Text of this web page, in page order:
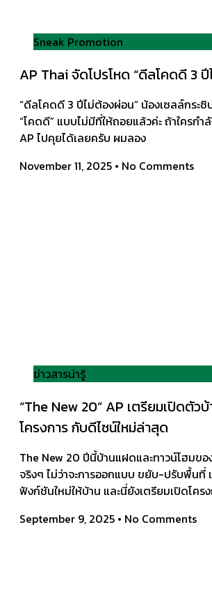
Sneak Promotion
AP Thai จัดโปรโหด “ดีลโคดดี 3
“ดีลโคดดี 3 ปีไม่ต้องผ่อน” น้องเซลล์กระ
“โคดดี” แบบไม่มีที่ให้ถอยแล้วค่ะ ถ้าใครกำ
AP ไปคุยได้เลยครับ ผมลอง
November 11, 2025
No Comments
ข่าวสารน่ารู้
“The New 20” AP เตรียมเปิดตัว
โครงการ กับดีไซน์ใหม่ล่าสุด
The New 20 ปีนี้บ้านแฝดและทาวน์โฮมขอ
จริงๆ ไม่ว่าจะการออกแบบ ขยับ-ปรับพื้นที่
ฟังก์ชันใหม่ให้บ้าน และนี่ยังเตรียมเปิดโคร
September 9, 2025
No Comments